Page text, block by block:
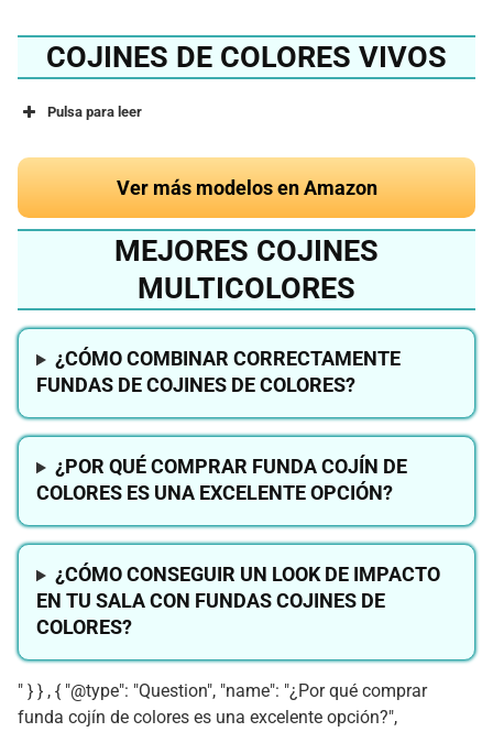
COJINES DE COLORES VIVOS
Pulsa para leer
Ver más modelos en Amazon
MEJORES COJINES
MULTICOLORES
¿CÓMO COMBINAR CORRECTAMENTE
FUNDAS DE COJINES DE COLORES?
¿POR QUÉ COMPRAR FUNDA COJÍN DE
COLORES ES UNA EXCELENTE OPCIÓN?
¿CÓMO CONSEGUIR UN LOOK DE IMPACTO
EN TU SALA CON FUNDAS COJINES DE
COLORES?
" } } , { "@type": "Question", "name": "¿Por qué comprar
funda cojín de colores es una excelente opción?",